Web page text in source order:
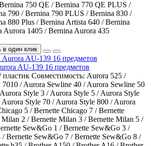
750 QE / Bernina 770 QE PLUS /
790 / Bernina 790 PLUS / Bernina 830 /
880 Plus / Bernina Artista 640 / Bernina
Aurora 1405 / Bernina Aurora 435
в один клик
AU-139 16 предметов
пластик Совместимость: Aurora 525 /
/ Aurora Sewline 40 / Aurora Sewline 50
Style 3 / Aurora Style 5 / Aurora Style
Style 70 / Aurora Style 800 / Aurora
5 / Bernette Chicago 7 / Bernette
2 / Bernette Milan 3 / Bernette Milan 5 /
Sew&Go 1 / Bernette Sew&Go 3 /
Bernette Sew&Go 7 / Bernette Sew&Go 8 /